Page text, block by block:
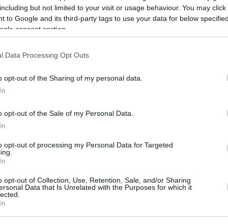
but not limited to your visit or usage behaviour. You may
to Google and its third-party tags to use your data for below
consent section.
Data Processing Opt Outs
opt-out of the Sharing of my personal data.
opt-out of the Sale of my Personal Data.
opt-out of processing my Personal Data for Targeted
opt-out of Collection, Use, Retention, Sale, and/or Sharing
Data that Is Unrelated with the Purposes for which it
προσφεύγουν στο ΣτΕ
νέες ταυτότητες: Γιατί
αίτηση ακύρωσης
να φωτογραφίζονται οι πολίτες που προσέρχονται
ή να αντικαταστήσουν την αστυνομική τους
από Γερμανία μέχρι
που... χορεύουν
τουρισμός - Η μοναδικότητα της Ελλάδας
τους spotters αεροσκαφών